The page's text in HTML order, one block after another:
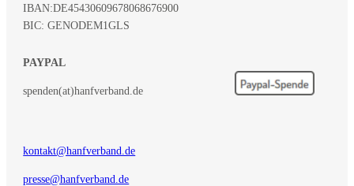
IBAN:DE45430609678068676900
BIC: GENODEM1GLS
PAYPAL
spenden(at)hanfverband.de
kontakt@hanfverband.de
presse@hanfverband.de